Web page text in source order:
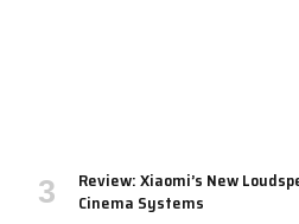
Review: Xiaomi’s New
Cinema Systems